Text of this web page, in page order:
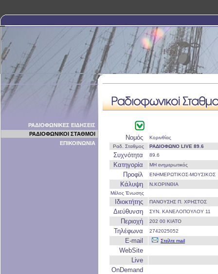
ΡΑΔΙΟΦΩΝΙΚΕΣ ΕΙΔΗΣΕΙΣ
ΡΑΔΙΟΦΩΝΙΚΟΙ ΣΤΑΘΜΟΙ
ΕΠΙΚΟΙΝΩΝΙΑ
Νομός
Κορινθίας
Ραδ. Σταθμος
ΡΑΔΙΟΦΩΝΟ LIVE 89.6
Συχνότητα 89.6
Κατηγορία ΜΗ ενημερωτικός
Προφίλ ΕΝΗΜΕΡΩΤΙΚΟΣ-ΜΟΥΣΙΚΟΣ
Κάλυψη
Ν.ΚΟΡΙΝΘΙΑ
Μέλος Ένωσης
Ιδιοκτήτης ΠΑΝΟΥΣΗΣ Π. ΧΡΗΣΤΟΣ
Διεύθυνση ΣΥΝ. ΚΑΝΕΛΟΠΟΥΛΟΥ 11
Περιοχή 202 00 ΚΙΑΤΟ
Τηλέφωνα 2742025052
E-mail Στείλτε mail
WebSite
Live
OnDemand